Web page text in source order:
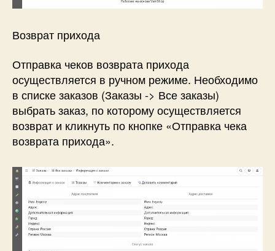
Возврат прихода
Отправка чеков возврата прихода
осуществляется в ручном режиме. Необходимо
в списке заказов (Заказы -> Все заказы)
выбрать заказ, по которому осуществляется
возврат и кликнуть по кнопке «Отправка чека
возврата прихода».